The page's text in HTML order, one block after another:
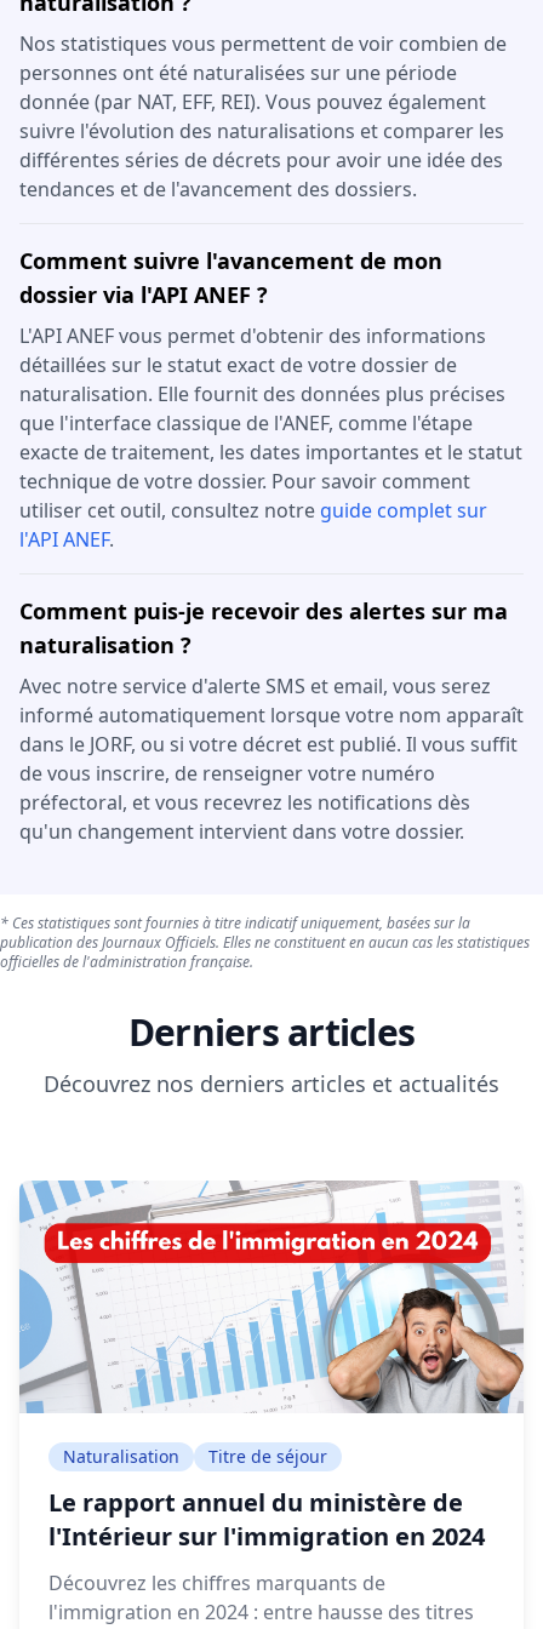
Nos statistiques vous permettent de voir combien de
personnes ont été naturalisées sur une période
donnée (par NAT, EFF, REI). Vous pouvez également
suivre l'évolution des naturalisations et comparer les
différentes séries de décrets pour avoir une idée des
tendances et de l'avancement des dossiers.
Comment suivre l'avancement de mon
dossier via l'API ANEF ?
L'API ANEF vous permet d'obtenir des informations
détaillées sur le statut exact de votre dossier de
naturalisation. Elle fournit des données plus précises
que l'interface classique de l'ANEF, comme l'étape
exacte de traitement, les dates importantes et le statut
technique de votre dossier. Pour savoir comment
utiliser cet outil, consultez notre guide complet sur
l'API ANEF.
Comment puis-je recevoir des alertes sur ma
naturalisation ?
Avec notre service d'alerte SMS et email, vous serez
informé automatiquement lorsque votre nom apparaît
dans le JORF, ou si votre décret est publié. Il vous suffit
de vous inscrire, de renseigner votre numéro
préfectoral, et vous recevrez les notifications dès
qu'un changement intervient dans votre dossier.
* Ces statistiques sont fournies à titre indicatif uniquement, basées sur la
publication des Journaux Officiels. Elles ne constituent en aucun cas les statistiques
officielles de l'administration française.
Derniers articles
Découvrez nos derniers articles et actualités
Naturalisation Titre de séjour
Le rapport annuel du ministère de
l'Intérieur sur l'immigration en 2024
Découvrez les chiffres marquants de
l'immigration en 2024 : entre hausse des titres